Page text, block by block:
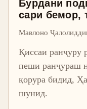
Бурдани
сари бемор,
Мавлоно
Қиссаи ранҷуру
пеши ранҷураш
қорура бидид,
шунид.